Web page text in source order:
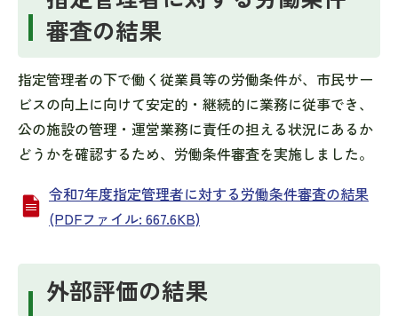
審査の結果
指定管理者の下で働く従業員等の労働条件が、市民サー
ビスの向上に向けて安定的・継続的に業務に従事でき、
公の施設の管理・運営業務に責任の担える状況にあるか
どうかを確認するため、労働条件審査を実施しました。
令和7年度指定管理者に対する労働条件審査の結果
(PDFファイル: 667.6KB)
外部評価の結果